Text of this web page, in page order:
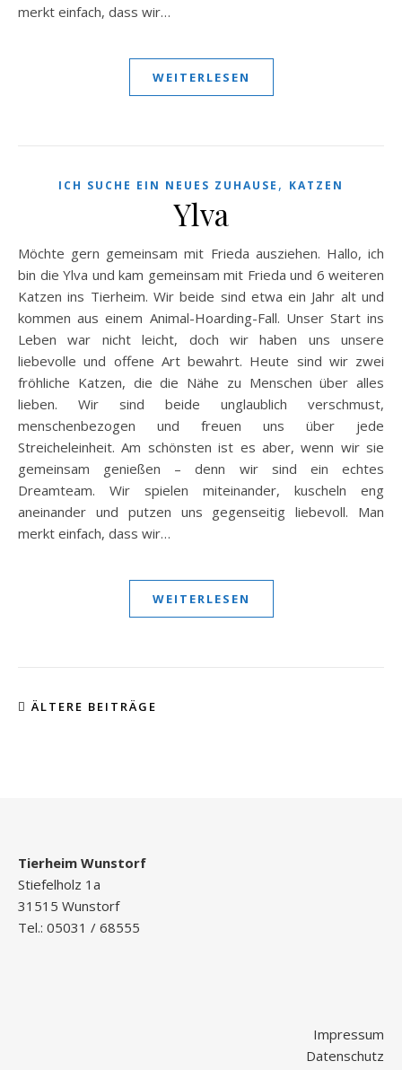
merkt einfach, dass wir…
WEITERLESEN
ICH SUCHE EIN NEUES ZUHAUSE , KATZEN
Ylva
Möchte gern gemeinsam mit Frieda ausziehen. Hallo, ich
bin die Ylva und kam gemeinsam mit Frieda und 6 weiteren
Katzen ins Tierheim. Wir beide sind etwa ein Jahr alt und
kommen aus einem Animal-Hoarding-Fall. Unser Start ins
Leben war nicht leicht, doch wir haben uns unsere
liebevolle und offene Art bewahrt. Heute sind wir zwei
fröhliche Katzen, die die Nähe zu Menschen über alles
lieben. Wir sind beide unglaublich verschmust,
menschenbezogen und freuen uns über jede
Streicheleinheit. Am schönsten ist es aber, wenn wir sie
gemeinsam genießen – denn wir sind ein echtes
Dreamteam. Wir spielen miteinander, kuscheln eng
aneinander und putzen uns gegenseitig liebevoll. Man
merkt einfach, dass wir…
WEITERLESEN
ÄLTERE BEITRÄGE
Tierheim Wunstorf
Stiefelholz 1a
31515 Wunstorf
Tel.: 05031 / 68555
Impressum
Datenschutz